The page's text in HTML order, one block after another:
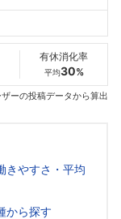
--万
有休消化率
平均30%
ーの投稿データから算出
きやすさ・平均
から探す